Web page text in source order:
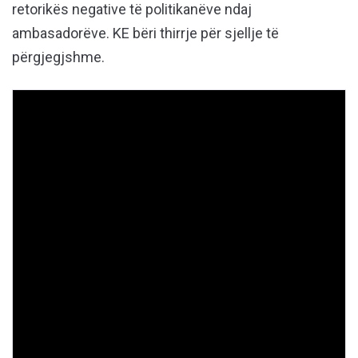
retorikës negative të politikanëve ndaj
ambasadorëve. KE bëri thirrje për sjellje të
përgjegjshme.